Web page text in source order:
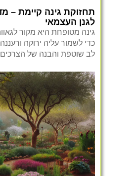
תחזוקת גינה קיימת –
לגנן העצמאי
גינה מטופחת היא מקור
כדי לשמור עליה ירוקה
לב שוטפת והבנה של